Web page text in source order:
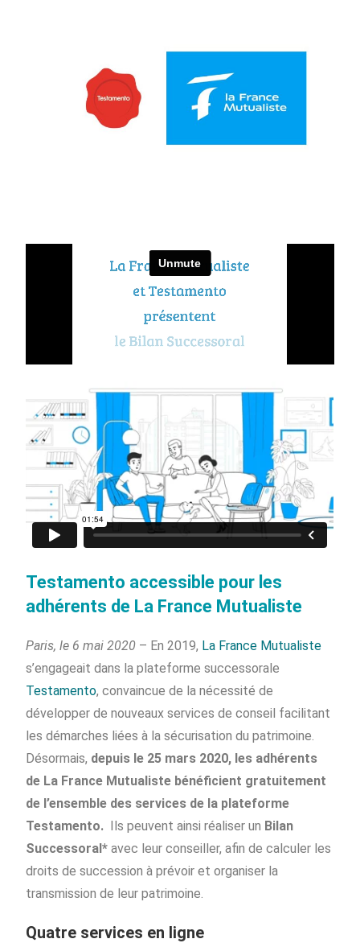
Testamento accessible pour les
adhérents de La France Mutualiste
Paris, le 6 mai 2020 – En 2019, La France Mutualiste
s’engageait dans la plateforme successorale
Testamento, convaincue de la nécessité de
développer de nouveaux services de conseil facilitant
les démarches liées à la sécurisation du patrimoine.
Désormais, depuis le 25 mars 2020, les adhérents
de La France Mutualiste bénéficient gratuitement
de l’ensemble des services de la plateforme
Testamento. Ils peuvent ainsi réaliser un Bilan
Successoral* avec leur conseiller, afin de calculer les
droits de succession à prévoir et organiser la
transmission de leur patrimoine.
Quatre services en ligne